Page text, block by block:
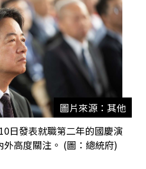
圖片來源：其他
日發表就職第二年的國慶演
高度關注。 (圖：總統府)